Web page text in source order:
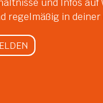
und Infos auf
regelmäßig in deiner